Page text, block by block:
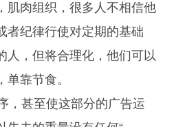
肌肉组织，很多人不相信他
者纪律行使对定期的基础
人，但将合理化，他们可以
靠节食。
，甚至使这部分的广告运